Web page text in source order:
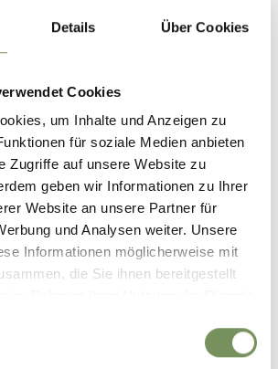
Details Über Cookies
Cookies
um Inhalte und Anzeigen zu
für soziale Medien anbieten
Zugriffe auf unsere Website zu
geben wir Informationen zu Ihrer
Website an unsere Partner für
und Analysen weiter. Unsere
Informationen möglicherweise mit
die Sie ihnen bereitgestellt